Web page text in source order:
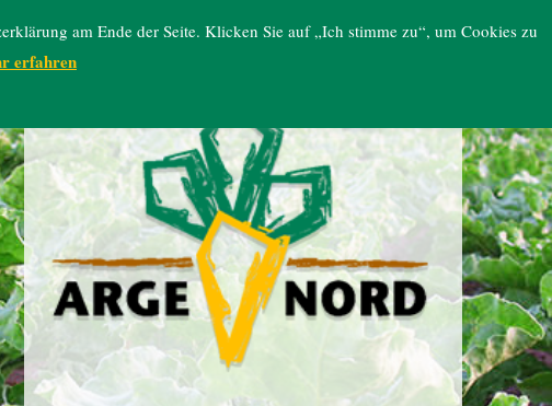
am Ende der Seite. Klicken Sie auf „Ich stimme zu“, um Cookies zu
erfahren